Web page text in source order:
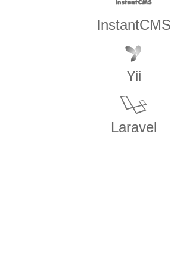
InstantCMS
Yii
Laravel